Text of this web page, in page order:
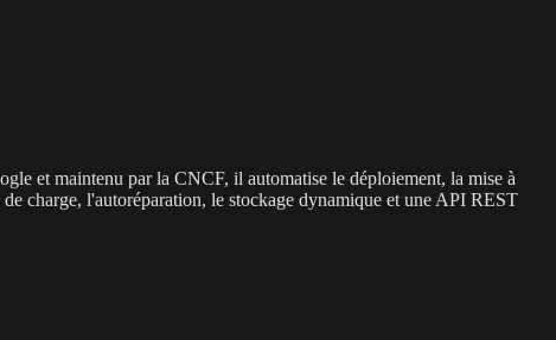
et maintenu par la CNCF, il automatise le déploiement, la mise à
charge, l'autoréparation, le stockage dynamique et une API REST